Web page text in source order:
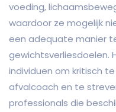
voeding,
waardoor ze mogelijk
een adequate manier
gewichtsverliesdoelen.
individuen om kritisch
afvalcoach en te
professionals die